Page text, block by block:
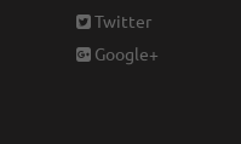
Twitter
Google+